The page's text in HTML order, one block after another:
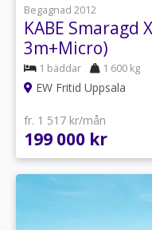
Begagnad 2012
KABE Smaragd
3m+Micro)
1 bäddar 1 600 kg
EW Fritid Uppsala
fr. 1 517 kr/mån
199 000 kr